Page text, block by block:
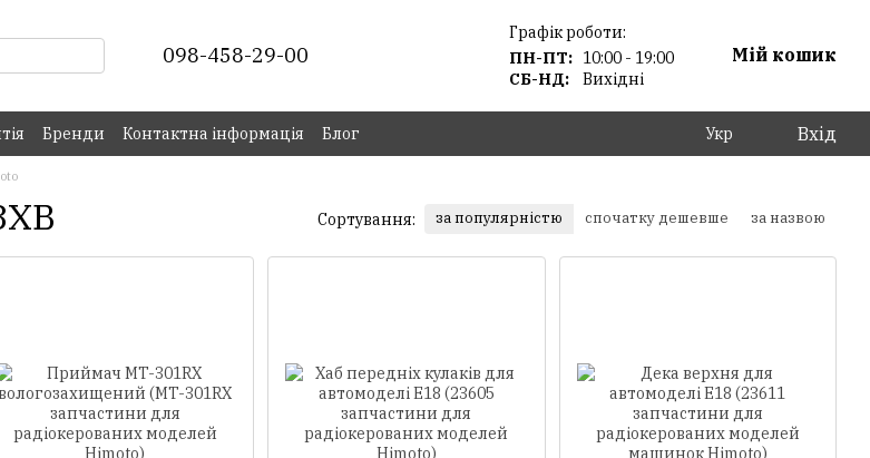
098-458-29-00
Графік роботи:
ПН-ПТ: 10:00 - 19:00
СБ-НД:
Вихідні
Мій кошик
Бренди Контактна інформація Блог Укр Вхід
Сортування: за популярністю спочатку дешевше за назвою